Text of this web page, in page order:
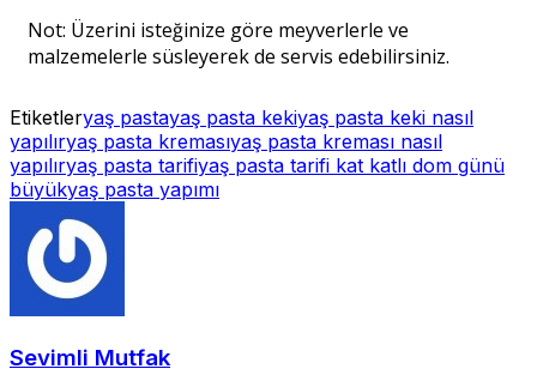
Not: Üzerini isteğinize göre meyverlerle ve
malzemelerle süsleyerek de servis edebilirsiniz.
Etiketleryaş pastayaş pasta kekiyaş pasta keki nasıl
yapılıryaş pasta kremasıyaş pasta kreması nasıl
yapılıryaş pasta tarifiyaş pasta tarifi kat katlı dom günü
büyükyaş pasta yapımı
Sevimli Mutfak